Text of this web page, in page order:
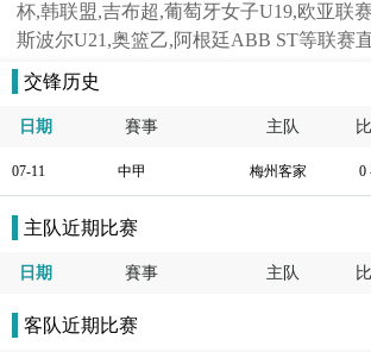
杯,韩联盟,吉布超,葡萄牙女子U19,欧亚联
斯波尔U21,奥篮乙,阿根廷ABB ST等联赛直
交锋历史
日期 賽事 主队
07-11 中甲 梅州客家 0
主队近期比赛
日期 賽事 主队
客队近期比赛